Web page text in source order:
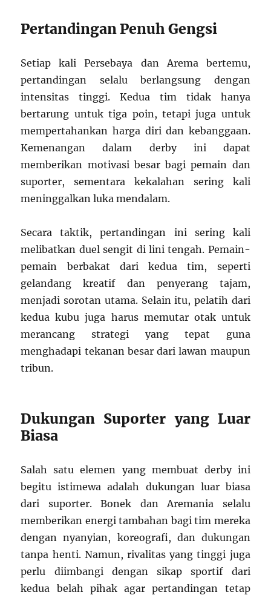
Pertandingan Penuh Gengsi
Setiap kali Persebaya dan Arema bertemu,
pertandingan selalu berlangsung dengan
intensitas tinggi. Kedua tim tidak hanya
bertarung untuk tiga poin, tetapi juga untuk
mempertahankan harga diri dan kebanggaan.
Kemenangan dalam derby ini dapat
memberikan motivasi besar bagi pemain dan
suporter, sementara kekalahan sering kali
meninggalkan luka mendalam.
Secara taktik, pertandingan ini sering kali
melibatkan duel sengit di lini tengah. Pemain-
pemain berbakat dari kedua tim, seperti
gelandang kreatif dan penyerang tajam,
menjadi sorotan utama. Selain itu, pelatih dari
kedua kubu juga harus memutar otak untuk
merancang strategi yang tepat guna
menghadapi tekanan besar dari lawan maupun
tribun.
Dukungan Suporter yang Luar
Biasa
Salah satu elemen yang membuat derby ini
begitu istimewa adalah dukungan luar biasa
dari suporter. Bonek dan Aremania selalu
memberikan energi tambahan bagi tim mereka
dengan nyanyian, koreografi, dan dukungan
tanpa henti. Namun, rivalitas yang tinggi juga
perlu diimbangi dengan sikap sportif dari
kedua belah pihak agar pertandingan tetap